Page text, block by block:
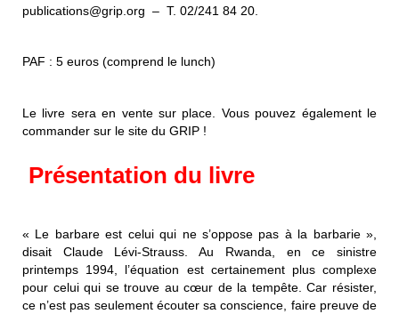
publications@grip.org – T. 02/241 84 20.
PAF : 5 euros (comprend le lunch)
Le livre sera en vente sur place. Vous pouvez également le
commander sur le site du GRIP !
Présentation du livre
« Le barbare est celui qui ne s’oppose pas à la barbarie »,
disait Claude Lévi-Strauss. Au Rwanda, en ce sinistre
printemps 1994, l’équation est certainement plus complexe
pour celui qui se trouve au cœur de la tempête. Car résister,
ce n’est pas seulement écouter sa conscience, faire preuve de